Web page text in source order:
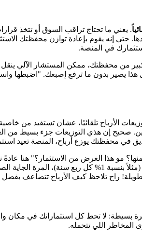
. يعني ما تحتاج تراقب السوق أو تتخذ
حتى إنه يقوم بإعادة توازن محفظتك
في المنصة.
من محفظتك، ممكن المستشار الآلي
هذا يصير بدون ما ترفع إصبعك. "اضبطها
الأرباح تلقائيًا، عشان تستفيد
صحيح إن هذي التوزيعات جزء بسيط من
في محفظتك يوزع أرباح، المنصة تعيد
مو هذا الغرض من الاستثمار؟" هنا عادةً
راح تلاحظ كيف الأرباح تتضاعف
بسيطة: لا تحط كل استثماراتك في
المخاطر اللي تتحمله.